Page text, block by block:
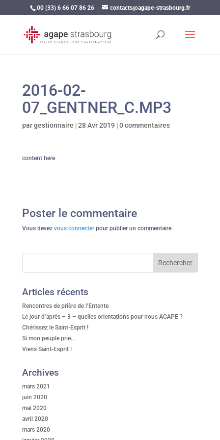
00 (33) 6 66 07 86 26 contacts@agape-strasbourg.fr
2016-02-
07_GENTNER_C.MP3
pargestionnaire |28 Avr 2019 |0 commentaires
content here
Poster le commentaire
Vous devez vous connecterpour publier un commentaire.
Articles récents
Rencontres de prière de l’Entente
Le jour d’après – 3 – quelles orientations pour nous AGAPE ?
Chérissez le Saint-Esprit !
Si mon peuple prie…
Viens Saint-Esprit !
Archives
mars 2021
juin 2020
mai 2020
avril 2020
mars 2020